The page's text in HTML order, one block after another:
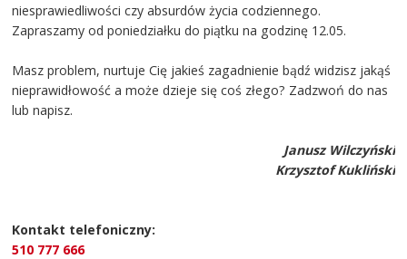
niesprawiedliwości czy absurdów życia codziennego.
Zapraszamy od poniedziałku do piątku na godzinę 12.05.
Masz problem, nurtuje Cię jakieś zagadnienie bądź widzisz jakąś
nieprawidłowość a może dzieje się coś złego? Zadzwoń do nas
lub napisz.
Janusz Wilczyński
Krzysztof Kukliński
Kontakt telefoniczny:
510 777 666